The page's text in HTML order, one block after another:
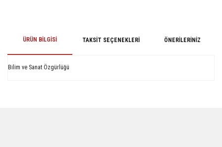
ÜRÜN BILGISI TAKSIT SEÇENEKLERI ÖNERILERINIZ
Bilim ve Sanat Özgürlüğü